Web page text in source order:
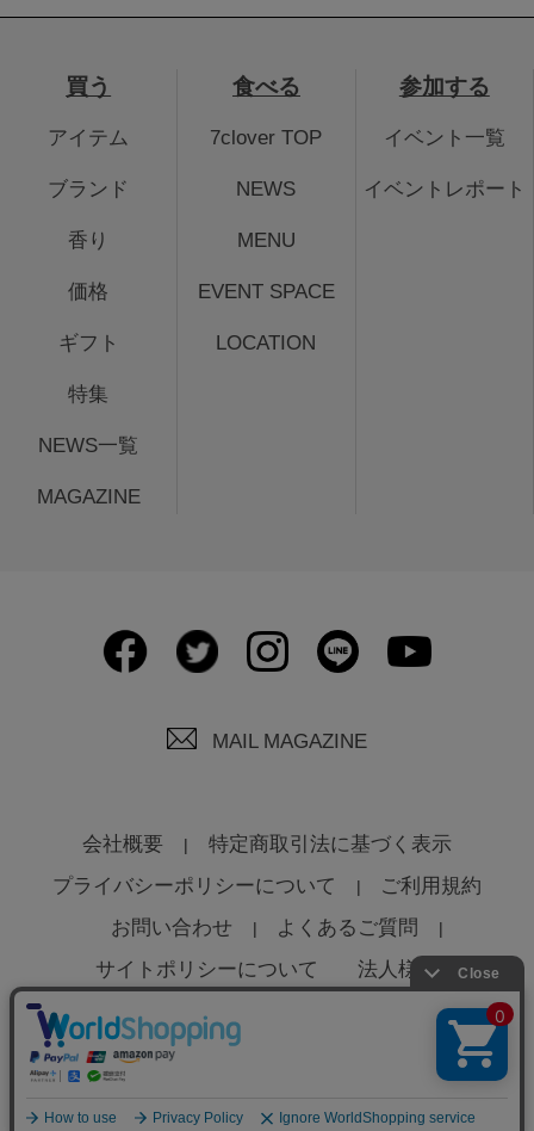
買う
アイテム
ブランド
香り
価格
ギフト
特集
NEWS一覧
MAGAZINE
食べる
7clover TOP
NEWS
MENU
EVENT SPACE
LOCATION
参加する
イベント一覧
イベントレポート
MAIL MAGAZINE
会社概要
特定商取引法に基づく表示
プライバシーポリシーについて
ご利用規約
お問い合わせ
よくあるご質問
サイトポリシーについて
法人様へ
© Global Product Planning Co., Ltd